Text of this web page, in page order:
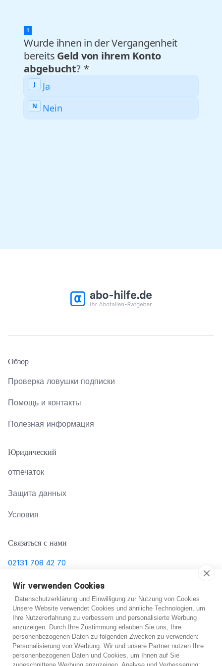
Не уверен?
Обзор
Проверка ловушки подписки
Помощь и контакты
Полезная информация
Юридический
отпечаток
Защита данных
Условия
Связаться с нами
02131 708 42 70
support@abo-hilfe.de
© 2021 abo-hilfe.de
*Примечание: abo-hilfe.de представляет собой
информационный веб-сайт. Потребитель получает
Wir verwenden Cookies
Datenschutzerklärung und Einwilligung zur Nutzung von Cookies
Unsere Website verwendet Cookies und ähnliche Technologien, um
Ihre Nutzererfahrung zu verbessern und personalisierte Werbung
anzuzeigen. Durch Ihre Zustimmung erlauben Sie uns, Ihre
personenbezogenen Daten zu folgenden Zwecken zu verwenden:
Personalisierung von Werbung: Wir und unsere Partner nutzen Ihre
personenbezogenen Daten und Cookies, um Ihnen auf Sie